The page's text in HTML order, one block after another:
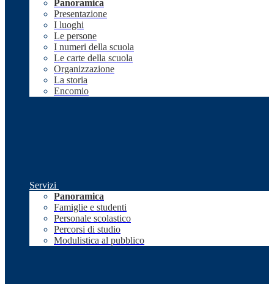
Panoramica
Presentazione
I luoghi
Le persone
I numeri della scuola
Le carte della scuola
Organizzazione
La storia
Encomio
Servizi
Panoramica
Famiglie e studenti
Personale scolastico
Percorsi di studio
Modulistica al pubblico